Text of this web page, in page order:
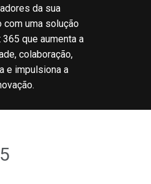
da sua
com uma solução
que aumenta a
colaboração,
e impulsiona a